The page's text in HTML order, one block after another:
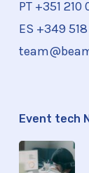
PT +351 210
ES +349
Event tech